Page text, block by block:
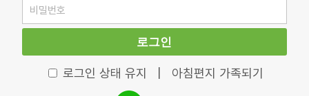
로그인
로그인 상태 유지 아침편지 가족되기